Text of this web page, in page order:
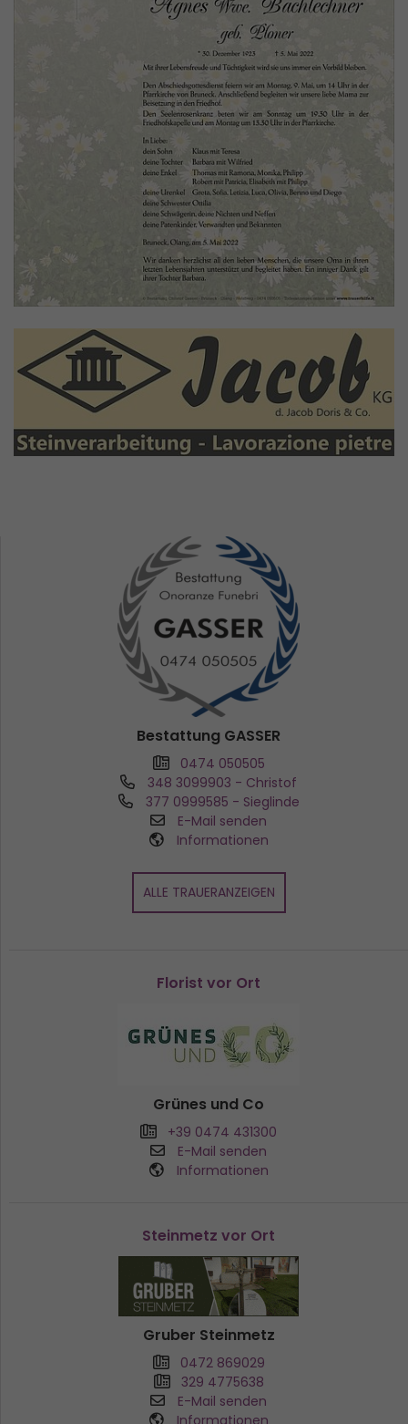
Bestattung GASSER
0474 050505
348 3099903 - Christof
377 0999585 - Sieglinde
E-Mail senden
Informationen
ALLE TRAUERANZEIGEN
Florist vor Ort
Grünes und Co
+39 0474 431300
E-Mail senden
Informationen
Steinmetz vor Ort
Gruber Steinmetz
0472 869029
329 4775638
E-Mail senden